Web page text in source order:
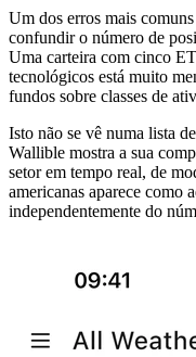
Um dos erros mais
confundir o número de
Uma carteira com cinco
tecnológicos está muito
fundos sobre classes de
Isto não se vê numa lista
Wallible mostra a sua
setor em tempo real, de
americanas aparece como
independentemente do